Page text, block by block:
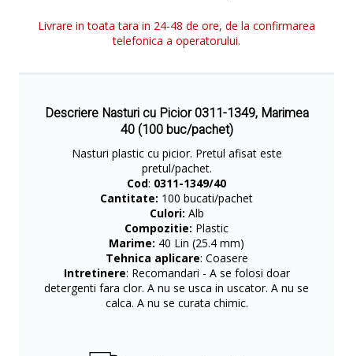
Livrare in toata tara in 24-48 de ore, de la confirmarea
telefonica a operatorului.
Descriere Nasturi cu Picior 0311-1349, Marimea
40 (100 buc/pachet)
Nasturi plastic cu picior. Pretul afisat este
pretul/pachet.
Cod: 0311-1349/40
Cantitate: 100 bucati/pachet
Culori: Alb
Compozitie: Plastic
Marime: 40 Lin (25.4 mm)
Tehnica aplicare: Coasere
Intretinere: Recomandari - A se folosi doar
detergenti fara clor. A nu se usca in uscator. A nu se
calca. A nu se curata chimic.